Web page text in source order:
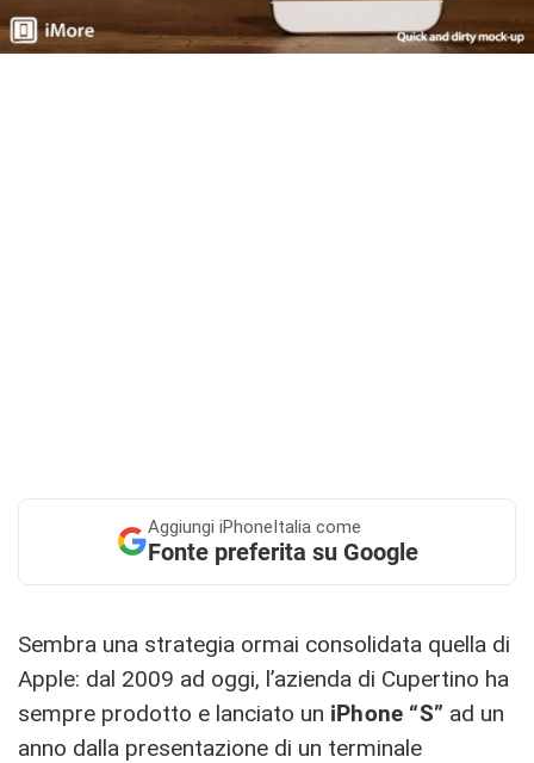
Aggiungi iPhoneItalia come
Fonte preferita su Google
Sembra una strategia ormai consolidata quella di
Apple: dal 2009 ad oggi, l’azienda di Cupertino ha
sempre prodotto e lanciato un iPhone “S” ad un
anno dalla presentazione di un terminale